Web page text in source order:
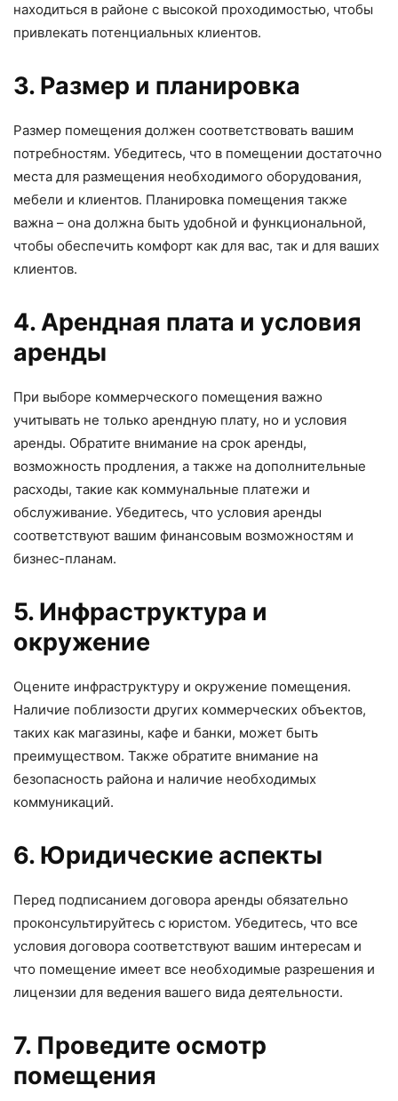
находиться в районе с высокой проходимостью, чтобы
привлекать потенциальных клиентов.
3. Размер и планировка
Размер помещения должен соответствовать вашим
потребностям. Убедитесь, что в помещении достаточно
места для размещения необходимого оборудования,
мебели и клиентов. Планировка помещения также
важна – она должна быть удобной и функциональной,
чтобы обеспечить комфорт как для вас, так и для ваших
клиентов.
4. Арендная плата и условия
аренды
При выборе коммерческого помещения важно
учитывать не только арендную плату, но и условия
аренды. Обратите внимание на срок аренды,
возможность продления, а также на дополнительные
расходы, такие как коммунальные платежи и
обслуживание. Убедитесь, что условия аренды
соответствуют вашим финансовым возможностям и
бизнес-планам.
5. Инфраструктура и
окружение
Оцените инфраструктуру и окружение помещения.
Наличие поблизости других коммерческих объектов,
таких как магазины, кафе и банки, может быть
преимуществом. Также обратите внимание на
безопасность района и наличие необходимых
коммуникаций.
6. Юридические аспекты
Перед подписанием договора аренды обязательно
проконсультируйтесь с юристом. Убедитесь, что все
условия договора соответствуют вашим интересам и
что помещение имеет все необходимые разрешения и
лицензии для ведения вашего вида деятельности.
7. Проведите осмотр
помещения